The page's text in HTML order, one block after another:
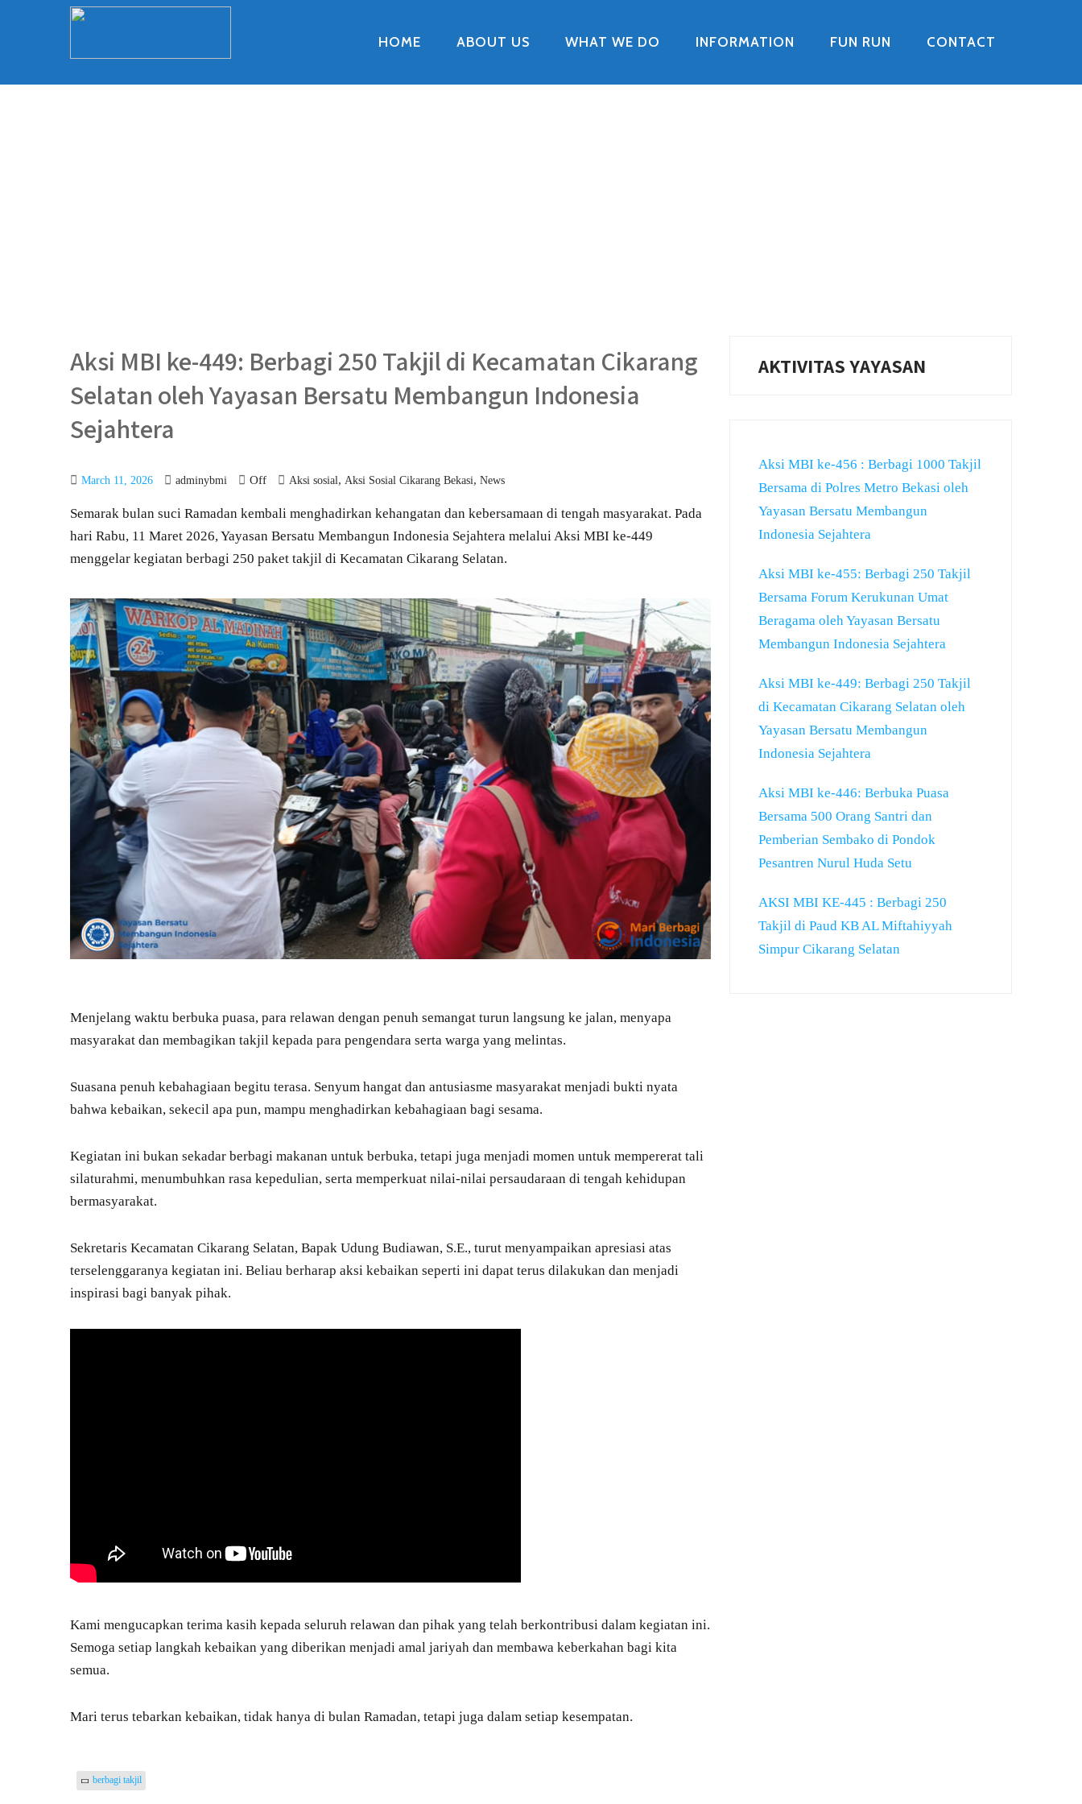
HOME ABOUT US WHAT WE DO INFORMATION FUN RUN CONTACT
Aksi MBI ke-449: Berbagi 250 Takjil di Kecamatan Cikarang
Selatan oleh Yayasan Bersatu Membangun Indonesia
Sejahtera
March 11, 2026 adminybmi Off Aksi sosial, Aksi Sosial Cikarang Bekasi, News
Semarak bulan suci Ramadan kembali menghadirkan kehangatan dan kebersamaan di tengah masyarakat. Pada
hari Rabu, 11 Maret 2026, Yayasan Bersatu Membangun Indonesia Sejahtera melalui Aksi MBI ke-449
menggelar kegiatan berbagi 250 paket takjil di Kecamatan Cikarang Selatan.
Menjelang waktu berbuka puasa, para relawan dengan penuh semangat turun langsung ke jalan, menyapa
masyarakat dan membagikan takjil kepada para pengendara serta warga yang melintas.
Suasana penuh kebahagiaan begitu terasa. Senyum hangat dan antusiasme masyarakat menjadi bukti nyata
bahwa kebaikan, sekecil apa pun, mampu menghadirkan kebahagiaan bagi sesama.
Kegiatan ini bukan sekadar berbagi makanan untuk berbuka, tetapi juga menjadi momen untuk mempererat tali
silaturahmi, menumbuhkan rasa kepedulian, serta memperkuat nilai-nilai persaudaraan di tengah kehidupan
bermasyarakat.
Sekretaris Kecamatan Cikarang Selatan, Bapak Udung Budiawan, S.E., turut menyampaikan apresiasi atas
terselenggaranya kegiatan ini. Beliau berharap aksi kebaikan seperti ini dapat terus dilakukan dan menjadi
inspirasi bagi banyak pihak.
Kami mengucapkan terima kasih kepada seluruh relawan dan pihak yang telah berkontribusi dalam kegiatan ini.
Semoga setiap langkah kebaikan yang diberikan menjadi amal jariyah dan membawa keberkahan bagi kita
semua.
Mari terus tebarkan kebaikan, tidak hanya di bulan Ramadan, tetapi juga dalam setiap kesempatan.
berbagi takjil
AKTIVITAS YAYASAN
Aksi MBI ke-456 : Berbagi 1000 Takjil
Bersama di Polres Metro Bekasi oleh
Yayasan Bersatu Membangun
Indonesia Sejahtera
Aksi MBI ke-455: Berbagi 250 Takjil
Bersama Forum Kerukunan Umat
Beragama oleh Yayasan Bersatu
Membangun Indonesia Sejahtera
Aksi MBI ke-449: Berbagi 250 Takjil
di Kecamatan Cikarang Selatan oleh
Yayasan Bersatu Membangun
Indonesia Sejahtera
Aksi MBI ke-446: Berbuka Puasa
Bersama 500 Orang Santri dan
Pemberian Sembako di Pondok
Pesantren Nurul Huda Setu
AKSI MBI KE-445 : Berbagi 250
Takjil di Paud KB AL Miftahiyyah
Simpur Cikarang Selatan